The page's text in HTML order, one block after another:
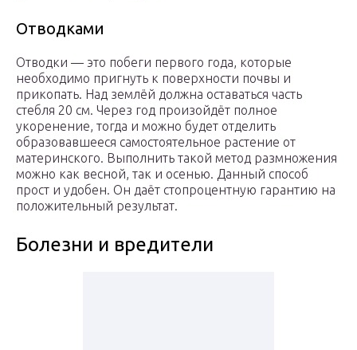
Отводками
Отводки — это побеги первого года, которые
необходимо пригнуть к поверхности почвы и
прикопать. Над землёй должна оставаться часть
стебля 20 см. Через год произойдёт полное
укоренение, тогда и можно будет отделить
образовавшееся самостоятельное растение от
материнского. Выполнить такой метод размножения
можно как весной, так и осенью. Данный способ
прост и удобен. Он даёт стопроцентную гарантию на
положительный результат.
Болезни и вредители